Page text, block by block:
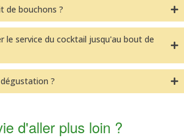
de bouchons ?
le service du cocktail jusqu'au bout de
?
d'aller plus loin ?